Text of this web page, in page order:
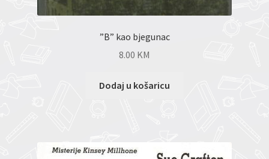
”B” kao bjegunac
8.00 KM
Dodaj u košaricu